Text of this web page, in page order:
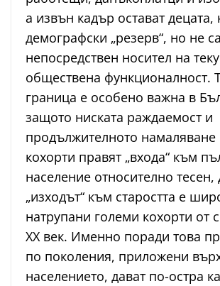
а извън кадър остават децата,
демографски „резерв“, но не са
непосредствен носител на
обществена функционалност.
граница е особено важна в
защото ниската раждаемост и
продължителното намаляване
кохорти правят „входа“ към
население относително тесен,
„изходът“ към старостта е
натрупани големи кохорти от
XX век. Именно поради това
по поколения, приложени
населението, дават по-остра